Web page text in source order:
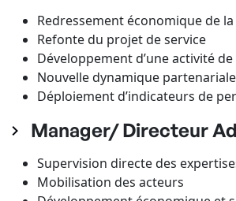
Redressement économique de
Refonte du projet de service
Développement d’une activité
Nouvelle dynamique
Déploiement d’indicateurs de
Manager/ Directeur
Supervision directe des
Mobilisation des acteurs